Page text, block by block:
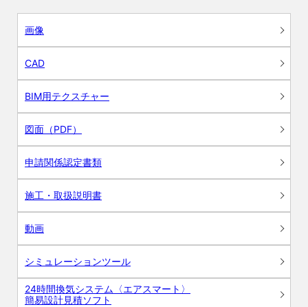
画像
CAD
BIM用テクスチャー
図面（PDF）
申請関係認定書類
施工・取扱説明書
動画
シミュレーションツール
24時間換気システム〈エアスマート〉
簡易設計見積ソフト